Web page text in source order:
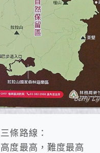
條路線：
度最高，難度最高